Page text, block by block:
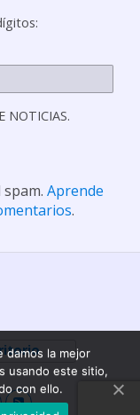
NOTICIAS.
Aprende
.
damos la mejor
usando este sitio,
con ello.